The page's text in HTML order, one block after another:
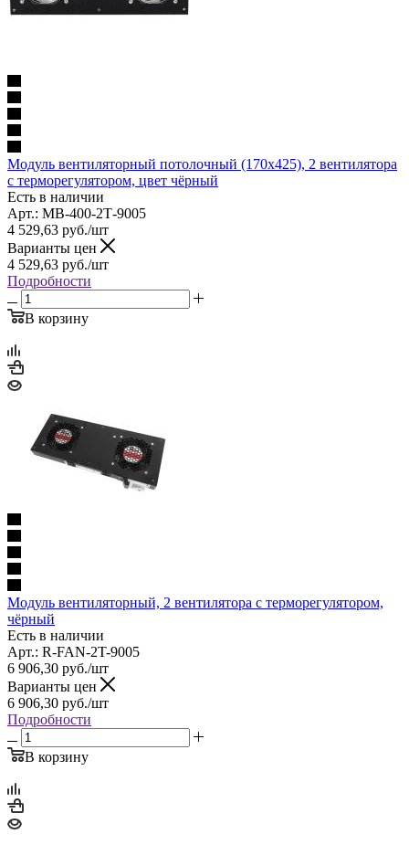
Модуль вентиляторный потолочный (170x425), 2 вентилятора
с терморегулятором, цвет чёрный
Есть в наличии
Арт.: МВ-400-2Т-9005
4 529,63 руб./шт
Варианты цен
4 529,63 руб./шт
Подробности
В корзину
Модуль вентиляторный, 2 вентилятора с терморегулятором,
чёрный
Есть в наличии
Арт.: R-FAN-2T-9005
6 906,30 руб./шт
Варианты цен
6 906,30 руб./шт
Подробности
В корзину